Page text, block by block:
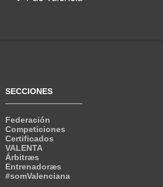
SECCIONES
Federación
Competiciones
Certificados
VALENTA
Árbitræs
Entrenadoræs
#somValenciana